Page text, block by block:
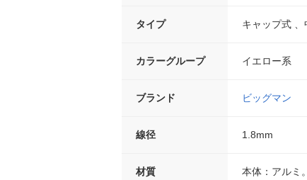
タイプ キャップ式 、
カラーグループ イエロー系
ブランド ビッグマン
線径 1.8mm
材質
本体：アルミ